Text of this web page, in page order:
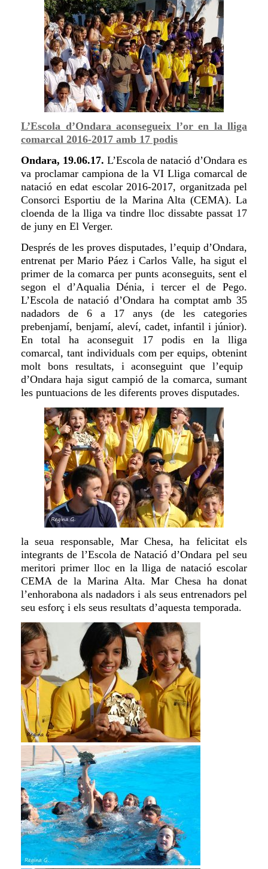
L’Escola d’Ondara aconsegueix l’or en la lliga
comarcal 2016-2017 amb 17 podis
Ondara, 19.06.17. L’Escola de natació d’Ondara es
va proclamar campiona de la VI Lliga comarcal de
natació en edat escolar 2016-2017, organitzada pel
Consorci Esportiu de la Marina Alta (CEMA). La
cloenda de la lliga va tindre lloc dissabte passat 17
de juny en El Verger.
Després de les proves disputades, l’equip d’Ondara,
entrenat per Mario Páez i Carlos Valle, ha sigut el
primer de la comarca per punts aconseguits, sent el
segon el d’Aqualia Dénia, i tercer el de Pego.
L’Escola de natació d’Ondara ha comptat amb 35
nadadors de 6 a 17 anys (de les categories
prebenjamí, benjamí, aleví, cadet, infantil i júnior).
En total ha aconseguit 17 podis en la lliga
comarcal, tantindividuals com per equips, obtenint
molt bons resultats, i aconseguint que l’equip
d’Ondara haja sigut campió de la comarca, sumant
les puntuacions de les diferents proves disputades.
laseua responsable, Mar Chesa, ha felicitat els
integrants de l’Escola de Natació d’Ondara pel seu
meritori primer lloc en la lliga de natació escolar
CEMA de la Marina Alta. Mar Chesa ha donat
l’enhorabona als nadadors i als seus entrenadors pel
seu esforç i els seus resultats d’aquesta temporada.